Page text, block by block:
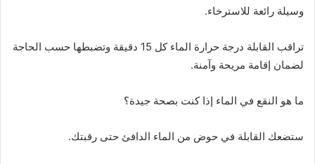
وسيلة رائعة للاسترخاء.
تراقب القابلة درجة حرارة الماء كل 15 دقيقة وتضبطها حسب الحاجة
لضمان إقامة مريحة وآمنة.
ما هو النقع في الماء إذا كنت بصحة جيدة؟
ستضعك القابلة في حوض من الماء الدافئ حتى رقبتك.